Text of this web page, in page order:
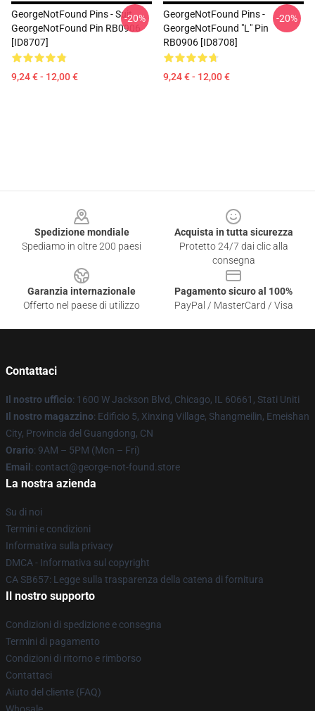
GeorgeNotFound Pins - Suit
GeorgeNotFound Pin RB0906
[ID8707]
9,24 € - 12,00 €
-20%
GeorgeNotFound Pins -
GeorgeNotFound "L" Pin
RB0906 [ID8708]
9,24 € - 12,00 €
-20%
Spedizione mondiale
Spediamo in oltre 200 paesi
Acquista in tutta sicurezza
Protetto 24/7 dai clic alla
consegna
Garanzia internazionale
Offerto nel paese di utilizzo
Pagamento sicuro al 100%
PayPal / MasterCard / Visa
Contattaci
Il nostro ufficio: 1600 W Jackson Blvd, Chicago, IL 60661, Stati Uniti
Il nostro magazzino: Edificio 5, Xinxing Village, Shangmeilin, Emeishan
City, Provincia del Guangdong, CN
Orario: 9AM – 5PM (Mon – Fri)
Email : contact@george-not-found.store
La nostra azienda
Su di noi
Termini e condizioni
Informativa sulla privacy
DMCA - Informativa sul copyright
CA SB657: Legge sulla trasparenza della catena di fornitura
Il nostro supporto
Condizioni di spedizione e consegna
Termini di pagamento
Condizioni di ritorno e rimborso
Contattaci
Aiuto del cliente (FAQ)